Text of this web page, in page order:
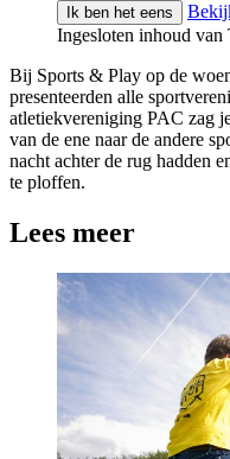
Ik ben het eens
Ingesloten inhoud van
Bij Sports & Play op de
presenteerden alle
atletiekvereniging PAC zag
van de ene naar de andere
nacht achter de rug hadden
te ploffen.
Lees meer